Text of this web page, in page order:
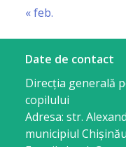
« feb.
Date de contact
Direcția generală
copilului
Adresa: str.
municipiul Chişinău